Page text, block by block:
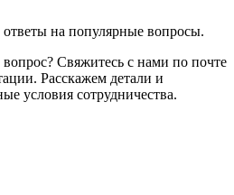
на популярные вопросы.
Свяжитесь с нами по почте
Расскажем детали и
условия сотрудничества.